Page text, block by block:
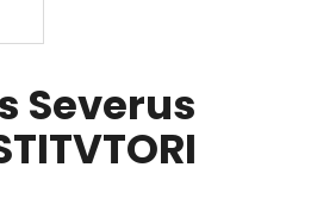
Severus